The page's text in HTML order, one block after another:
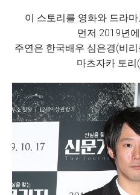
이 스토리를 영화와 드라
먼저 2019년
주연은 한국배우 심은경(비
마츠자카 토리